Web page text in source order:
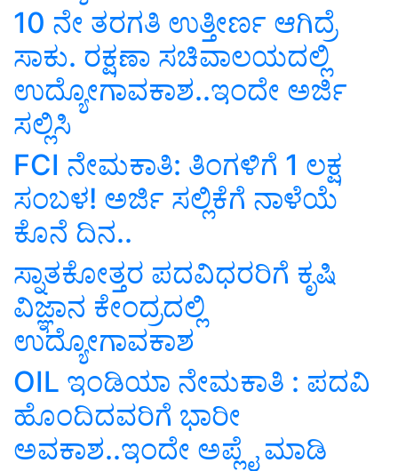
10 ನೇ ತರಗತಿ ಉತ್ತೀರ್ಣ ಆಗಿದ್ರೆ
ಸಾಕು. ರಕ್ಷಣಾ ಸಚಿವಾಲಯದಲ್ಲಿ
ಉದ್ಯೋಗಾವಕಾಶ..ಇಂದೇ ಅರ್ಜಿ
ಸಲ್ಲಿಸಿ
FCI ನೇಮಕಾತಿ: ತಿಂಗಳಿಗೆ 1 ಲಕ್ಷ
ಸಂಬಳ! ಅರ್ಜಿ ಸಲ್ಲಿಕೆಗೆ ನಾಳೆಯೆ
ಕೊನೆ ದಿನ..
ಸ್ನಾತಕೋತ್ತರ ಪದವಿಧರರಿಗೆ ಕೃಷಿ
ವಿಜ್ಞಾನ ಕೇಂದ್ರದಲ್ಲಿ
ಉದ್ಯೋಗಾವಕಾಶ
OIL ಇಂಡಿಯಾ ನೇಮಕಾತಿ : ಪದವಿ
ಹೊಂದಿದವರಿಗೆ ಭಾರೀ
ಅವಕಾಶ..ಇಂದೇ ಅಪ್ಲೈ ಮಾಡಿ